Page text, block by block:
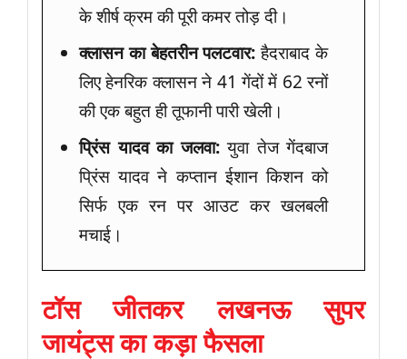
के शीर्ष क्रम की पूरी कमर तोड़ दी।
क्लासन का बेहतरीन पलटवार:हैदराबाद के
लिए हेनरिक क्लासन ने 41 गेंदों में 62 रनों
की एक बहुत ही तूफानी पारी खेली।
प्रिंस यादव का जलवा:युवा तेज गेंदबाज
प्रिंस यादव ने कप्तान ईशान किशन को
सिर्फ एक रन पर आउट कर खलबली
मचाई।
टॉस जीतकर लखनऊ सुपर
जायंट्स का कड़ा फैसला